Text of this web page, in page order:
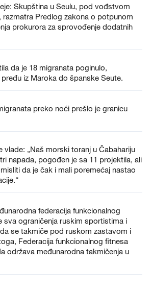
Skupština u Seulu, pod vođstvom
razmatra Predlog zakona o potpunom
prokurora za sprovođenje dodatnih
da je 18 migranata poginulo,
iz Maroka do španske Seute.
preko noći prešlo je granicu
vlade: „Naš morski toranj u Čabahariju
napada, pogođen je sa 11 projektila, ali
da je čak i mali poremećaj nastao
federacija funkcionalnog
sva ograničenja ruskim sportistima i
se takmiče pod ruskom zastavom i
Federacija funkcionalnog fitnesa
održava međunarodna takmičenja u